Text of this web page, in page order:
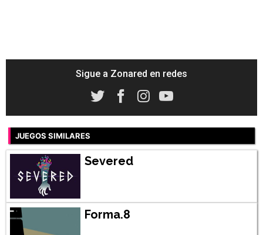
Sigue a Zonared en redes
JUEGOS SIMILARES
Severed
Forma.8